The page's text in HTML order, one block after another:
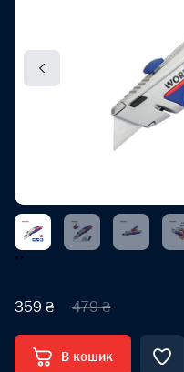
‹›
359 ₴ 479 ₴
В кошик